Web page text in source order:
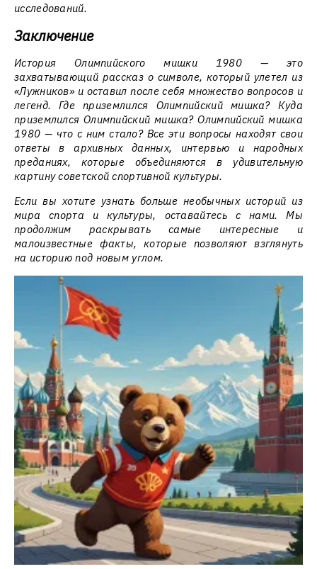
исследований.
Заключение
История Олимпийского мишки 1980 — это
захватывающий рассказ о символе, который улетел из
«Лужников» и оставил после себя множество вопросов и
легенд. Где приземлился Олимпийский мишка? Куда
приземлился Олимпийский мишка? Олимпийский мишка
1980 — что с ним стало? Все эти вопросы находят свои
ответы в архивных данных, интервью и народных
преданиях, которые объединяются в удивительную
картину советской спортивной культуры.
Если вы хотите узнать больше необычных историй из
мира спорта и культуры, оставайтесь с нами. Мы
продолжим раскрывать самые интересные и
малоизвестные факты, которые позволяют взглянуть
на историю под новым углом.